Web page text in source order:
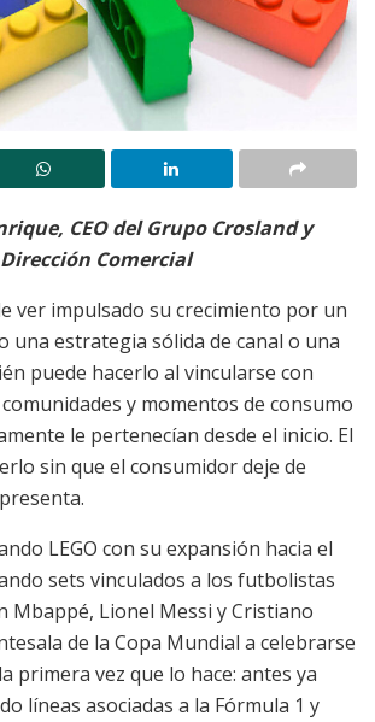
CEO del Grupo Crosland y
Comercial
ver impulsado su crecimiento por un
una estrategia sólida de canal o una
puede hacerlo al vincularse con
y momentos de consumo
le pertenecían desde el inicio. El
sin que el consumidor deje de
LEGO con su expansión hacia el
sets vinculados a los futbolistas
Mbappé, Lionel Messi y Cristiano
de la Copa Mundial a celebrarse
primera vez que lo hace: antes ya
líneas asociadas a la Fórmula 1 y